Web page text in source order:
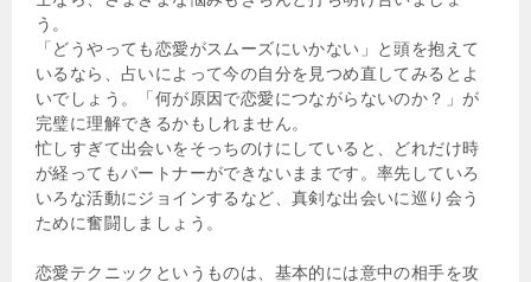
う。
「どうやっても恋愛がスムーズにいかない」と頭を抱えて
いるなら、占いによって今の自分を見つめ直してみるとよ
いでしょう。「何が原因で恋愛につながらないのか？」が
完璧に理解できるかもしれません。
忙しすぎて出会いをそっちのけにしていると、どれだけ時
が経ってもパートナーができないままです。率先していろ
いろな活動にジョインするなど、真剣な出会いに巡り会う
ために奮闘しましょう。
恋愛テクニックというものは、基本的には意中の相手を攻